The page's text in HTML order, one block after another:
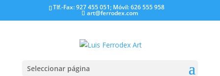
Tlf.-Fax: 927 455 051; Móvil: 626 555 958
art@ferrodex.com
Seleccionar página